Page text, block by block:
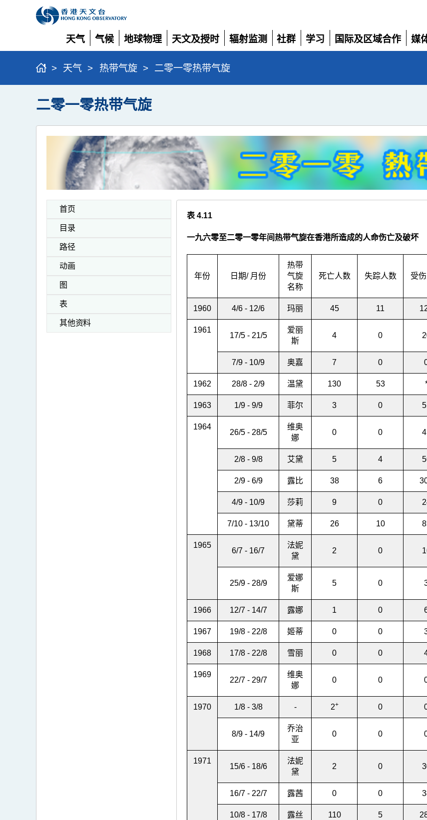
天气
展
开
气候
展
开
地球物理
展
开
天文及授时
展
开
辐射监测
展
开
社群
展
学习
展
国际及区域合作
展
媒
展
> 天气 > 热带气旋 > 二零一零热带气旋
二零一零热带气旋
首页
目录
路径
动画
图
表
其他资料
表 4.11
一九六零至二零一零年间热带气旋在香港所造成的人命伤亡及破坏
年份 日期/ 月份
热带
气旋
名称
死亡人数 失踪人数 受
1960 4/6 - 12/6 玛丽 45 11
1961
17/5 - 21/5
爱丽
斯
4 0
7/9 - 10/9 奥嘉 7 0
1962 28/8 - 2/9 温黛 130 53
1963 1/9 - 9/9 菲尔 3 0
1964
26/5 - 28/5
维奥
娜
0 0
2/8 - 9/8 艾黛 5 4
2/9 - 6/9 露比 38 6
4/9 - 10/9 莎莉 9 0
7/10 - 13/10 黛蒂 26 10
1965
6/7 - 16/7
法妮
黛
2 0
25/9 - 28/9
爱娜
斯
5 0
1966 12/7 - 14/7 露娜 1 0
1967 19/8 - 22/8 姬蒂 0 0
1968 17/8 - 22/8 雪丽 0 0
1969
22/7 - 29/7
维奥
娜
0 0
1970 1/8 - 3/8 - 2+ 0
8/9 - 14/9
乔治
亚
0 0
1971
15/6 - 18/6
法妮
黛
2 0
16/7 - 22/7 露茜 0 0
10/8 - 17/8 露丝 110 5